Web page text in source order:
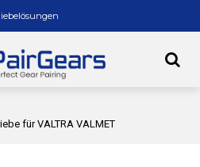
für VALTRA VALMET